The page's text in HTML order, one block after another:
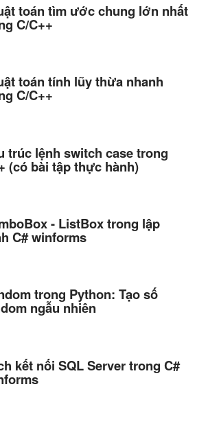
toán tìm ước chung lớn nhất
C/C++
toán tính lũy thừa nhanh
C/C++
trúc lệnh switch case trong
(có bài tập thực hành)
- ListBox trong lập
C# winforms
trong Python: Tạo số
ngẫu nhiên
kết nối SQL Server trong C#